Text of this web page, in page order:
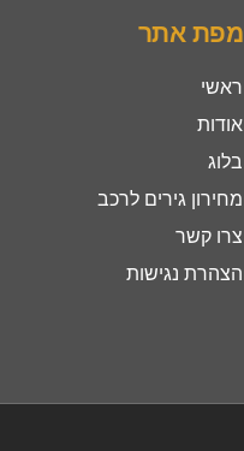
מפת אתר
ראשי
אודות
בלוג
מחירון גירים לרכב
צרו קשר
הצהרת נגישות